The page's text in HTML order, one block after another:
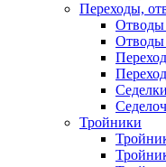
Переходы,
Отводы
Отводы
Тройники